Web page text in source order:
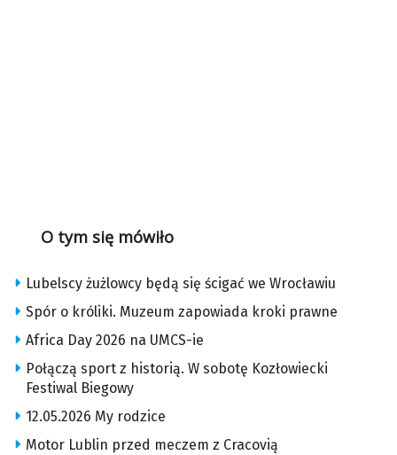
O tym się mówiło
Lubelscy żużlowcy będą się ścigać we Wrocławiu
Spór o króliki. Muzeum zapowiada kroki prawne
Africa Day 2026 na UMCS-ie
Połączą sport z historią. W sobotę Kozłowiecki
Festiwal Biegowy
12.05.2026 My rodzice
Motor Lublin przed meczem z Cracovią